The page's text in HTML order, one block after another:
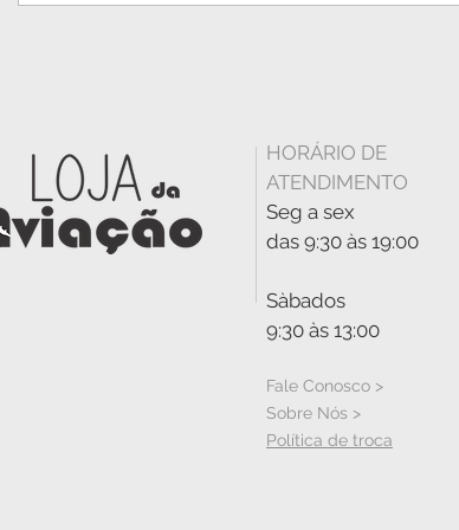
HORÁRIO DE
ATENDIMENTO
Seg a sex
das 9:30 às 19:00
Sàbados
9:30 às 13:00
Fale Conosco >
Sobre Nós >
Política de troca